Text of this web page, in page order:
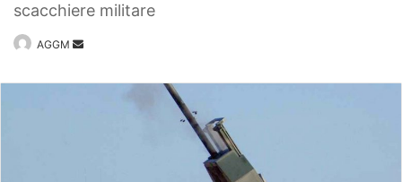
scacchiere militare
AGGM
Invia